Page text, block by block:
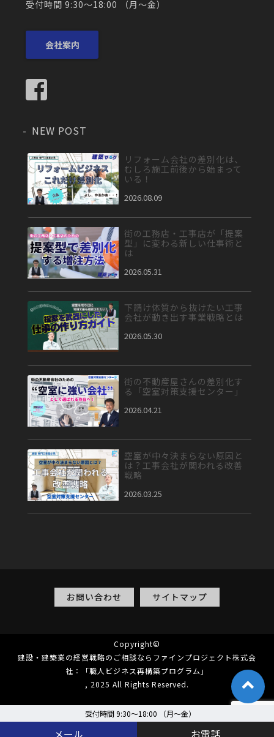
受付時間 9:30～18:00 （月〜金）
受付時間 9:30～18:00 （月〜金）
会社案内
NEW POST
リフォーム会社の差別化は、
むしろ施工前後から始まって
いる！
2026.08.09
街の工務店・工事店が「提案
型」に変わる新しい仕事術と
は
2026.05.31
下請け体質から抜けたい工事
会社が動き出す事業戦略とは
2026.05.30
街の不動産屋さんの差別化す
る「空室対策支援センター」
2026.04.21
空室が中々決まらない原因と
は？工事会社が関われる改善
戦略
2026.03.25
お問い合わせ サイトマップ
Copyright©
建設・建築業の経営戦略のご相談ならファインプロジェクト株式会
社：「職人ビジネス再構築プログラム」
, 2025 All Rights Reserved.